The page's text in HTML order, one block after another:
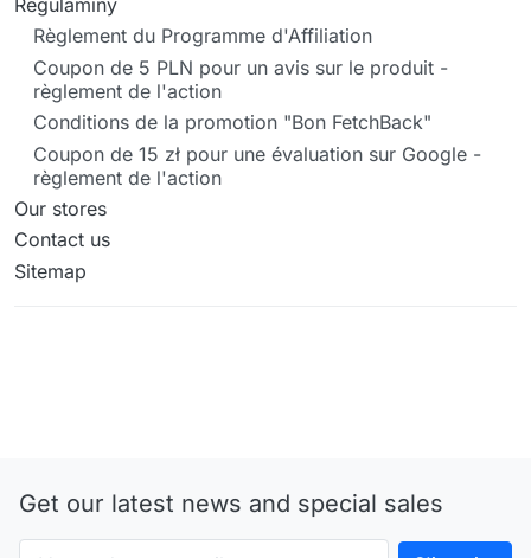
Regulaminy
Règlement du Programme d'Affiliation
Coupon de 5 PLN pour un avis sur le produit -
règlement de l'action
Conditions de la promotion "Bon FetchBack"
Coupon de 15 zł pour une évaluation sur Google -
règlement de l'action
Our stores
Contact us
Sitemap
Get our latest news and special sales